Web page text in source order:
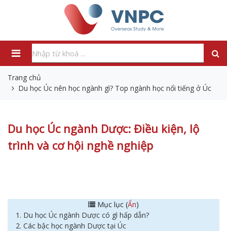
Trang chủ
Du học Úc nên học ngành gì? Top ngành học nổi tiếng ở Úc
Du học Úc ngành Dược: Điều kiện, lộ
trình và cơ hội nghề nghiệp
Mục lục (Ẩn)
1. Du học Úc ngành Dược có gì hấp dẫn?
2. Các bậc học ngành Dược tại Úc